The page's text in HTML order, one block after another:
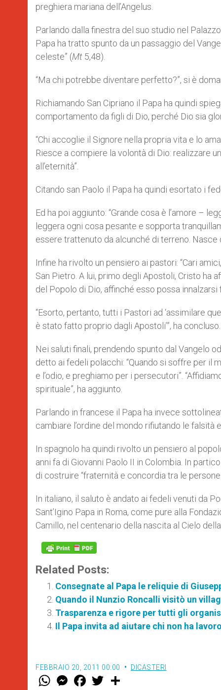
preghiera mariana dell’Angelus.
Parlando dalla finestra del suo studio nel
Papa ha tratto spunto da un passaggio del
celeste” (Mt 5,48).
“Ma chi potrebbe diventare perfetto?”, si è
Richiamando San Cipriano il Papa ha quindi
comportamento da figli di Dio, perché Dio sia
“Chi accoglie il Signore nella propria vita e lo
Riesce a compiere la volontà di Dio: realizzare
all’eternità”.
Citando san Paolo il Papa ha quindi esortato i
Ed ha poi aggiunto: “Grande cosa è l’amore –
leggera ogni cosa pesante e sopporta
essere trattenuto da alcunché di terreno. Nasce
Infine ha rivolto un pensiero ai pastori: “Cari
San Pietro. A lui, primo degli Apostoli, Cristo ha
del Popolo di Dio, affinché esso possa innalzarsi
“Esorto, pertanto, tutti i Pastori ad ‘assimilare
è stato fatto proprio dagli Apostoli’”, ha concluso.
Nei saluti finali, prendendo spunto dal Vangelo
detto ai fedeli polacchi: “Quando si soffre per il
e l’odio, e preghiamo per i persecutori”.
spirituale”, ha aggiunto.
Parlando in francese il Papa ha invece
cambiare l’ordine del mondo rifiutando le falsità
In spagnolo ha quindi rivolto un pensiero al
anni fa di Giovanni Paolo II in Colombia. In
di costruire “fraternità e concordia tra le persone
In italiano, il saluto è andato ai fedeli venuti da
Sant’Igino Papa in Roma, come pure alla
Camillo, nel centenario della nascita al Cielo
Related Posts:
Consegnate al Papa le reliquie di
Quando il Nunzio Roncalli visitò un
Trasparenza e rigore per tutti gli
Il Papa invita ad aiutare chi non ha lavoro
FEBBRAIO 20, 2011 00:00 DICASTERI
W M
e
F
a w